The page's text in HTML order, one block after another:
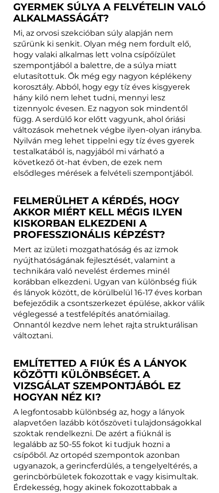
GYERMEK SÚLYA A FELVÉTELIN VALÓ
ALKALMASSÁGÁT?
Mi, az orvosi szekcióban súly alapján nem
szűrünk ki senkit. Olyan még nem fordult elő,
hogy valaki alkalmas lett volna csípőízület
szempontjából a balettre, de a súlya miatt
elutasítottuk. Ők még egy nagyon képlékeny
korosztály. Abból, hogy egy tíz éves kisgyerek
hány kiló nem lehet tudni, mennyi lesz
tizennyolc évesen. Ez nagyon sok mindentől
függ. A serdülő kor előtt vagyunk, ahol óriási
változások mehetnek végbe ilyen-olyan irányba.
Nyilván meg lehet tippelni egy tíz éves gyerek
testalkatából is, nagyjából mi várható a
következő öt-hat évben, de ezek nem
elsődleges mérések a felvételi szempontjából.
FELMERÜLHET A KÉRDÉS, HOGY
AKKOR MIÉRT KELL MÉGIS ILYEN
KISKORBAN ELKEZDENI A
PROFESSZIONÁLIS KÉPZÉST?
Mert az izületi mozgathatóság és az izmok
nyújthatóságának fejlesztését, valamint a
technikára való nevelést érdemes minél
korábban elkezdeni. Ugyan van különbség fiúk
és lányok között, de körülbelül 16-17 éves korban
befejeződik a csontszerkezet épülése, akkor válik
véglegessé a testfelépítés anatómiailag.
Onnantól kezdve nem lehet rajta strukturálisan
változtani.
EMLÍTETTED A FIÚK ÉS A LÁNYOK
KÖZÖTTI KÜLÖNBSÉGET. A
VIZSGÁLAT SZEMPONTJÁBÓL EZ
HOGYAN NÉZ KI?
A legfontosabb különbség az, hogy a lányok
alapvetően lazább kötőszöveti tulajdonságokkal
szoktak rendelkezni. De azért a fiúknál is
legalább az 50-55 fokot ki tudjuk hozni a
csípőből. Az ortopéd szempontok azonban
ugyanazok, a gerincferdülés, a tengelyeltérés, a
gerincbörbületek fokozottak e vagy kisimultak.
Érdekesség, hogy akinek fokozottabbak a